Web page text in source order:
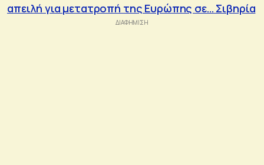
απειλή για μετατροπή της Ευρώπης σε… Σιβηρία